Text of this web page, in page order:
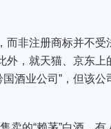
非注册商标并不受
外，就天猫、京东上
酒业公司”，但该